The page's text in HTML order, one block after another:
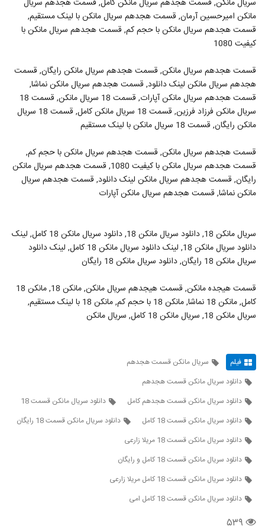
سریال مانکن, قسمت هجدهم سریال مانکن کامل, قسمت هجدهم سریال
مانکن امیرحسین آرمان, قسمت هجدهم سریال مانکن با لینک مستقیم,
قسمت هجدهم سریال مانکن با حجم کم, قسمت هجدهم سریال مانکن با
کیفیت 1080
قسمت هجدهم سریال مانکن, قسمت هجدهم سریال مانکن رایگان, قسمت
هجدهم سریال مانکن لینک دانلود, قسمت هجدهم سریال مانکن نماشا,
قسمت هجدهم سریال مانکن آپارات, قسمت 18 سریال مانکن, قسمت 18
سریال مانکن فرزاد فرزین, قسمت 18 سریال مانکن کامل, قسمت 18 سریال
مانکن رایگان, قسمت 18 سریال مانکن با لینک مستقیم
قسمت هجدهم سریال مانکن, قسمت هجدهم سریال مانکن با حجم کم,
قسمت هجدهم سریال مانکن با کیفیت 1080, قسمت هجدهم سریال مانکن
رایگان, قسمت هجدهم سریال مانکن لینک دانلود, قسمت هجدهم سریال
مانکن نماشا, قسمت هجدهم سریال مانکن آپارات
سریال مانکن 18, دانلود سریال مانکن 18, دانلود سریال مانکن 18 کامل, لینک
دانلود سریال مانکن 18, لینک دانلود سریال مانکن 18 کامل, لینک دانلود
سریال مانکن 18 رایگان, دانلود سریال مانکن 18 رایگان
قسمت هیجده مانکن, قسمت هیجدهم سریال مانکن, مانکن 18, مانکن 18
کامل, مانکن 18 نماشا, مانکن 18 با حجم کم, مانکن 18 با لینک مستقیم,
سریال مانکن 18, سریال مانکن 18 کامل, سریال مانکن
فیلم
سریال مانکن قسمت هجدهم
دانلود سریال مانکن قسمت هجدهم
دانلود سریال مانکن قسمت هجدهم کامل
دانلود سریال مانکن قسمت 18
دانلود سریال مانکن قسمت 18 کامل
دانلود سریال مانکن قسمت 18 رایگان
دانلود سریال مانکن قسمت 18 مریلا زارعی
دانلود سریال مانکن قسمت 18 کامل و رایگان
دانلود سریال مانکن قسمت 18 کامل مریلا زارعی
دانلود سریال مانکن قسمت 18 کامل امی